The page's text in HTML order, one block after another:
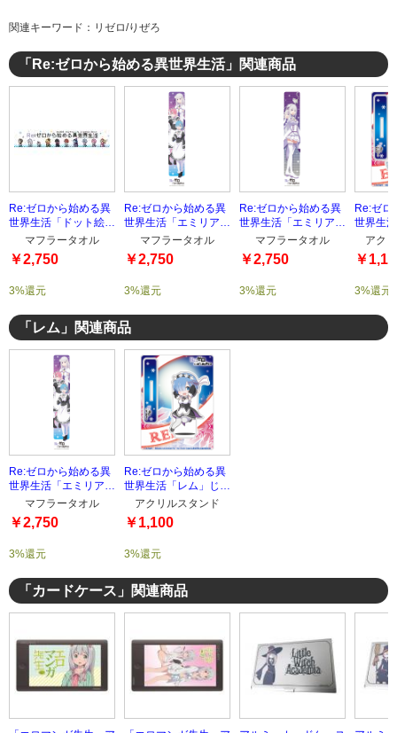
関連キーワード：リゼロ/りぜろ
「Re:ゼロから始める異世界生活」関連商品
Re:ゼロから始める異
世界生活「ドット絵」
マフラータオル
マフラータオル
￥2,750
3%還元
Re:ゼロから始める異
世界生活「エミリア&
ラム&レム」マフラー
マフラータオル
￥2,750
3%還元
Re:ゼロから始める異
世界生活「エミリア&
パック」マフラータオ
マフラータオル
￥2,750
3%還元
Re:ゼロ
世界生
ア」じ
アク
￥
3%還元
「レム」関連商品
Re:ゼロから始める異
世界生活「エミリア&
ラム&レム」マフラー
タオル
マフラータオル
￥2,750
3%還元
Re:ゼロから始める異
世界生活「レム」じゃ
んこれアクリルスタン
ド
アクリルスタンド
￥1,100
3%還元
「カードケース」関連商品